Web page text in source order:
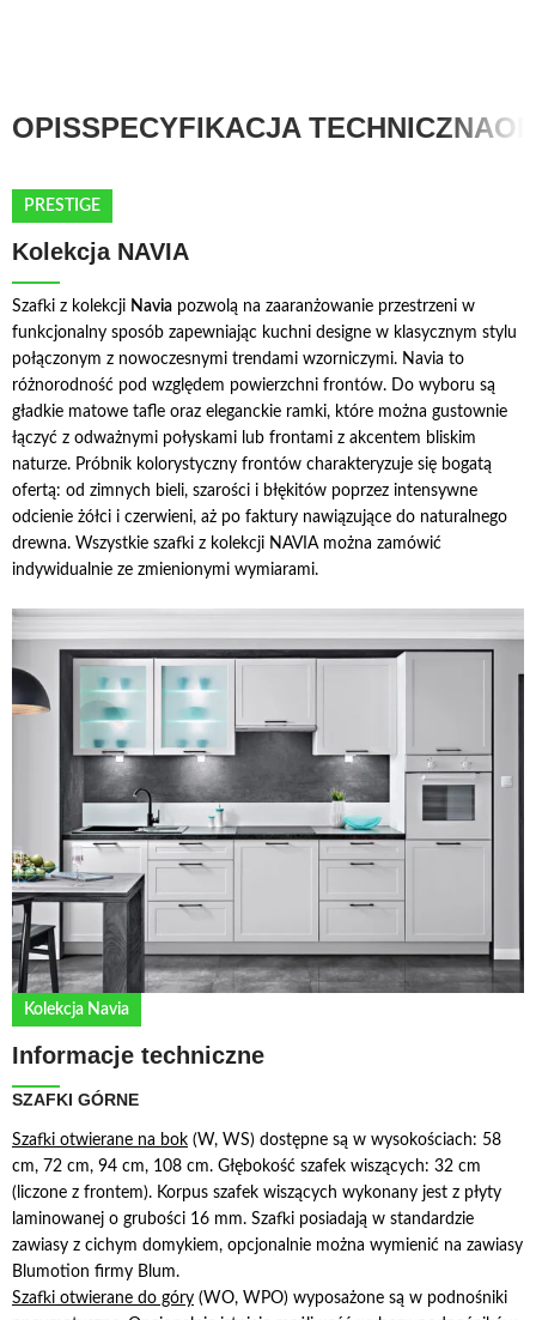
OPISSPECYFIKACJA TECHNICZNA
PRESTIGE
Kolekcja NAVIA
Szafki z kolekcji Navia pozwolą na zaaranżowanie przestrzeni w
funkcjonalny sposób zapewniając kuchni designe w klasycznym stylu
połączonym z nowoczesnymi trendami wzorniczymi. Navia to
różnorodność pod względem powierzchni frontów. Do wyboru są
gładkie matowe tafle oraz eleganckie ramki, które można gustownie
łączyć z odważnymi połyskami lub frontami z akcentem bliskim
naturze. Próbnik kolorystyczny frontów charakteryzuje się bogatą
ofertą: od zimnych bieli, szarości i błękitów poprzez intensywne
odcienie żółci i czerwieni, aż po faktury nawiązujące do naturalnego
drewna. Wszystkie szafki z kolekcji NAVIA można zamówić
indywidualnie ze zmienionymi wymiarami.
Kolekcja Navia
Informacje techniczne
SZAFKI GÓRNE
Szafki otwierane na bok (W, WS) dostępne są w wysokościach: 58
cm, 72 cm, 94 cm, 108 cm. Głębokość szafek wiszących: 32 cm
(liczone z frontem). Korpus szafek wiszących wykonany jest z płyty
laminowanej o grubości 16 mm. Szafki posiadają w standardzie
zawiasy z cichym domykiem, opcjonalnie można wymienić na zawiasy
Blumotion firmy Blum.
Szafki otwierane do góry (WO, WPO) wyposażone są w podnośniki